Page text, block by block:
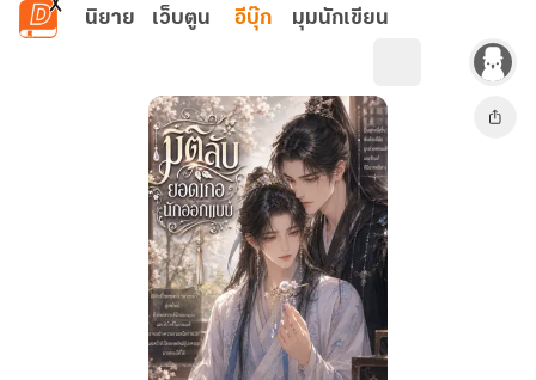
ข้ามไปยังเนื้อหาหลัก
นิยาย เว็บตูน อีบุ๊ก มุมนักเขียน